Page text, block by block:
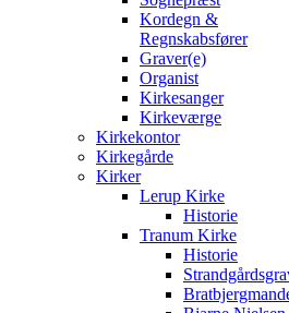
Kordegn &
Regnskabsfører
Graver(e)
Organist
Kirkesanger
Kirkeværge
Kirkekontor
Kirkegårde
Kirker
Lerup Kirke
Historie
Tranum Kirke
Historie